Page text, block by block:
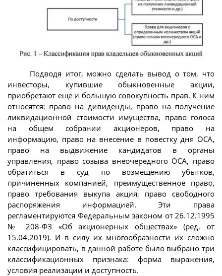
Подводя итог, можно сделать вывод о том, что
инвесторы, купившие обыкновенные акции,
приобретают еще и большую совокупность прав. К ним
относятся: право на дивиденды, право на получение
ликвидационной стоимости имущества, право голоса
на общем собрании акционеров, право на
информацию, право на внесение в повестку дня ОСА,
право на выдвижение кандидатов в органы
управления, право созыва внеочередного ОСА, право
обратиться в суд по возмещению убытков,
причиненных компанией, преимущественное право,
право требования выкупа акция, право свободного
распоряжения информацией. Эти права
регламентируются Федеральным законом от 26.12.1995
№ 208-ФЗ «Об акционерных обществах» (ред. от
15.04.2019). И в силу их многообразности их сложно
классифицировать, в данной работе было выбрано три
классификационных признака: форма выражения,
условия реализации и доступность.